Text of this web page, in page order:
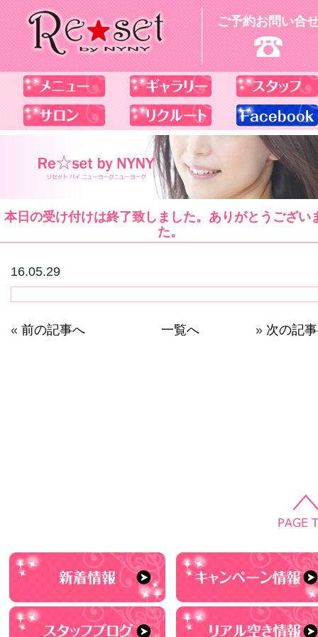
ご予約お問い合
本日の受け付けは終了致しました。ありがとうござい
た。
16.05.29
« 前の記事へ 一覧へ » 次の記